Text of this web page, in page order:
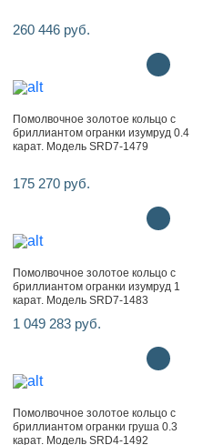
260 446 руб.
Помолвочное золотое кольцо с
бриллиантом огранки изумруд 0.4
карат. Модель SRD7-1479
175 270 руб.
Помолвочное золотое кольцо с
бриллиантом огранки изумруд 1
карат. Модель SRD7-1483
1 049 283 руб.
Помолвочное золотое кольцо с
бриллиантом огранки груша 0.3
карат. Модель SRD4-1492